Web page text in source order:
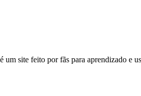
site feito por fãs para aprendizado e